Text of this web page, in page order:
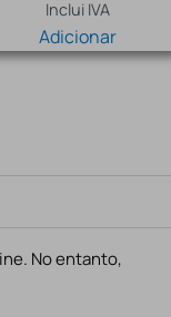
Inclui IVA
Adicionar
No entanto,